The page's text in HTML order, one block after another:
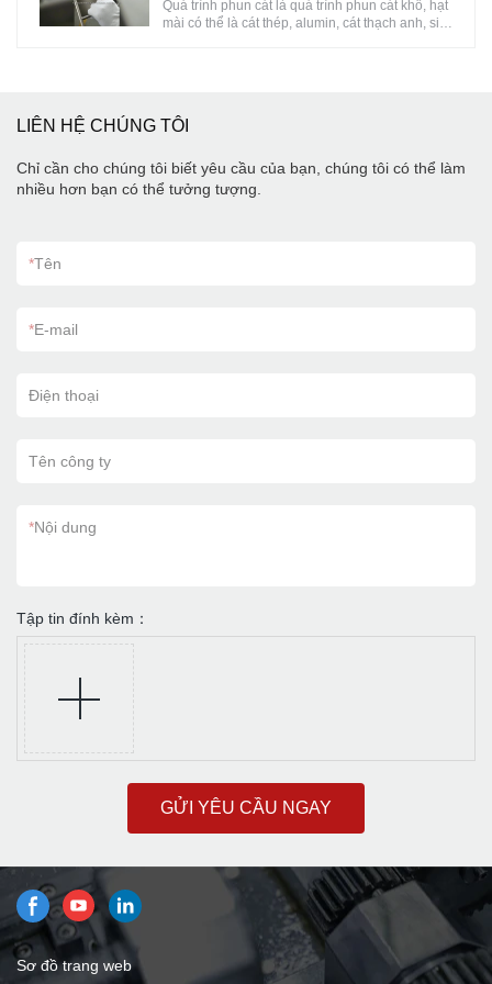
trường, và có thiết kế riêng, chào mừng bạn đến
thảo luận với chúng tôi, chúng tôi sẽ hiện thực
Quá trình phun cát là quá trình phun cát khô, hạt
mài có thể là cát thép, alumin, cát thạch anh, silic
LIÊN HỆ CHÚNG TÔI
Chỉ cần cho chúng tôi biết yêu cầu của bạn, chúng tôi có thể làm
nhiều hơn bạn có thể tưởng tượng.
*Tên
*E-mail
Điện thoại
Tên công ty
*Nội dung
Tập tin đính kèm：
GỬI YÊU CẦU NGAY
Sơ đồ trang web